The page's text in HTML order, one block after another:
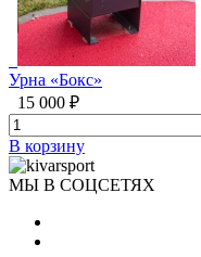
Урна «Бокс»
15 000 ₽
В корзину
МЫ В СОЦСЕТЯХ